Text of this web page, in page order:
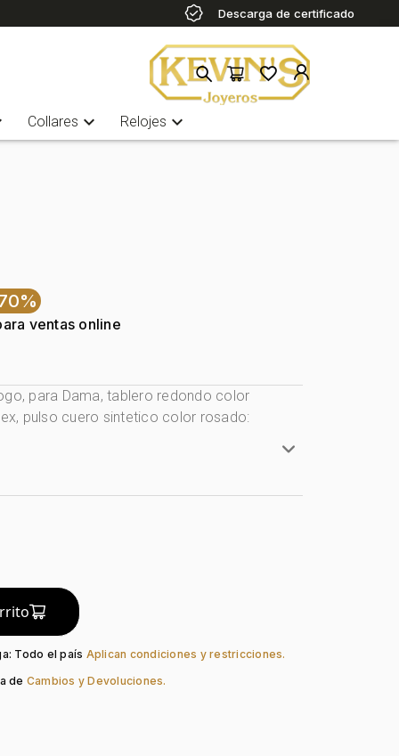
Descarga de certificado
Collares expand_more Relojes expand_more
ventas online
para Dama, tablero redondo color
pulso cuero sintetico color rosado:
Rosado
Rosado
Index
Cuero Sintético
Todo el país Aplican condiciones y restricciones.
de Cambios y Devoluciones.